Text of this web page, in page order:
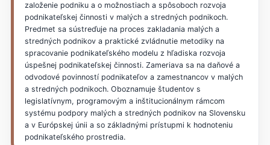
založenie podniku a o možnostiach a spôsoboch rozvoja
podnikateľskej činnosti v malých a stredných podnikoch.
Predmet sa sústreďuje na proces zakladania malých a
stredných podnikov a praktické zvládnutie metodiky na
spracovanie podnikateľského modelu z hľadiska rozvoja
úspešnej podnikateľskej činnosti. Zameriava sa na daňové a
odvodové povinností podnikateľov a zamestnancov v malých
a stredných podnikoch. Oboznamuje študentov s
legislatívnym, programovým a inštitucionálnym rámcom
systému podpory malých a stredných podnikov na Slovensku
a v Európskej únii a so základnými prístupmi k hodnoteniu
podnikateľského prostredia.